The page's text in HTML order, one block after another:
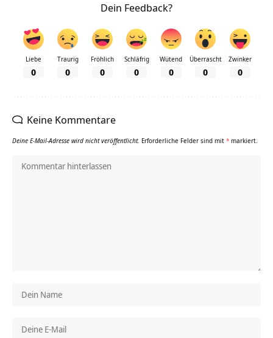
Dein Feedback?
Liebe
0
Traurig
0
Fröhlich
0
Schläfrig
0
Wütend
0
Überrascht
0
Zwinker
0
Keine Kommentare
Deine E-Mail-Adresse wird nicht veröffentlicht. Erforderliche Felder sind mit * markiert.